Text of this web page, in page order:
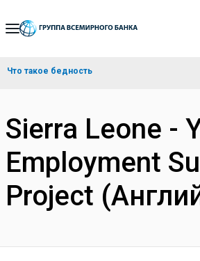
Skip
Navigation
Что такое бедность
Sierra Leone -
Employment
Project